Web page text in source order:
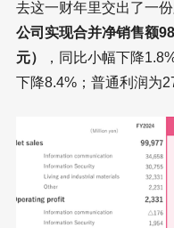
去这一财年里交出了一
公司实现合并净销售额
元）
，同比小幅下降
下降8.4%；普通利润为